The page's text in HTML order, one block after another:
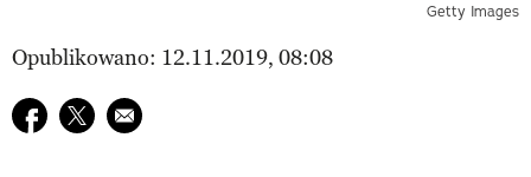
Getty Images
Opublikowano: 12.11.2019, 08:08
Udostępnij na facebook
Udostępnij na twitter
E-mail do przyjaciela